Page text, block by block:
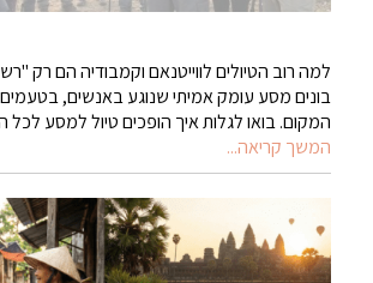
למה רוב הטיולים לווייטנאם וקמבודיה הם רק
בונים מסע עומק אמיתי שנוגע באנשים,
המקום. בואו לגלות איך הופכים טיול למסע לכל
המשך קריאה...